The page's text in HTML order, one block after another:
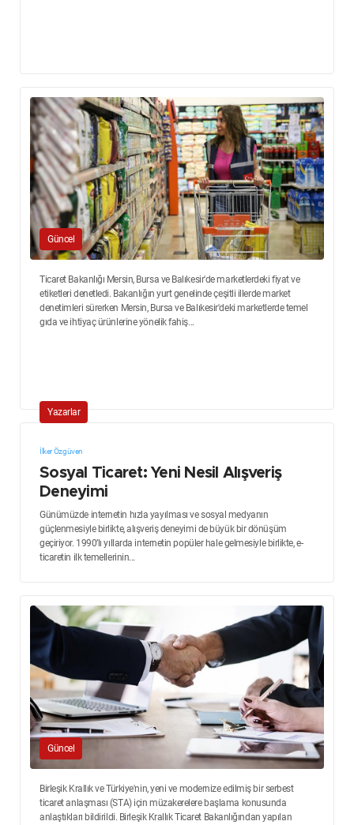
Güncel
Ticaret Bakanlığı Mersin, Bursa ve Balıkesir'de marketlerdeki fiyat ve
etiketleri denetledi. Bakanlığın yurt genelinde çeşitli illerde market
denetimleri sürerken Mersin, Bursa ve Balıkesir'deki marketlerde temel
gıda ve ihtiyaç ürünlerine yönelik fahiş...
Yazarlar
İlker Özgüven
Sosyal Ticaret: Yeni Nesil Alışveriş
Deneyimi
Günümüzde internetin hızla yayılması ve sosyal medyanın
güçlenmesiyle birlikte, alışveriş deneyimi de büyük bir dönüşüm
geçiriyor. 1990’lı yıllarda internetin popüler hale gelmesiyle birlikte, e-
ticaretin ilk temellerinin...
Güncel
Birleşik Krallık ve Türkiye'nin, yeni ve modernize edilmiş bir serbest
ticaret anlaşması (STA) için müzakerelere başlama konusunda
anlaştıkları bildirildi. Birleşik Krallık Ticaret Bakanlığından yapılan